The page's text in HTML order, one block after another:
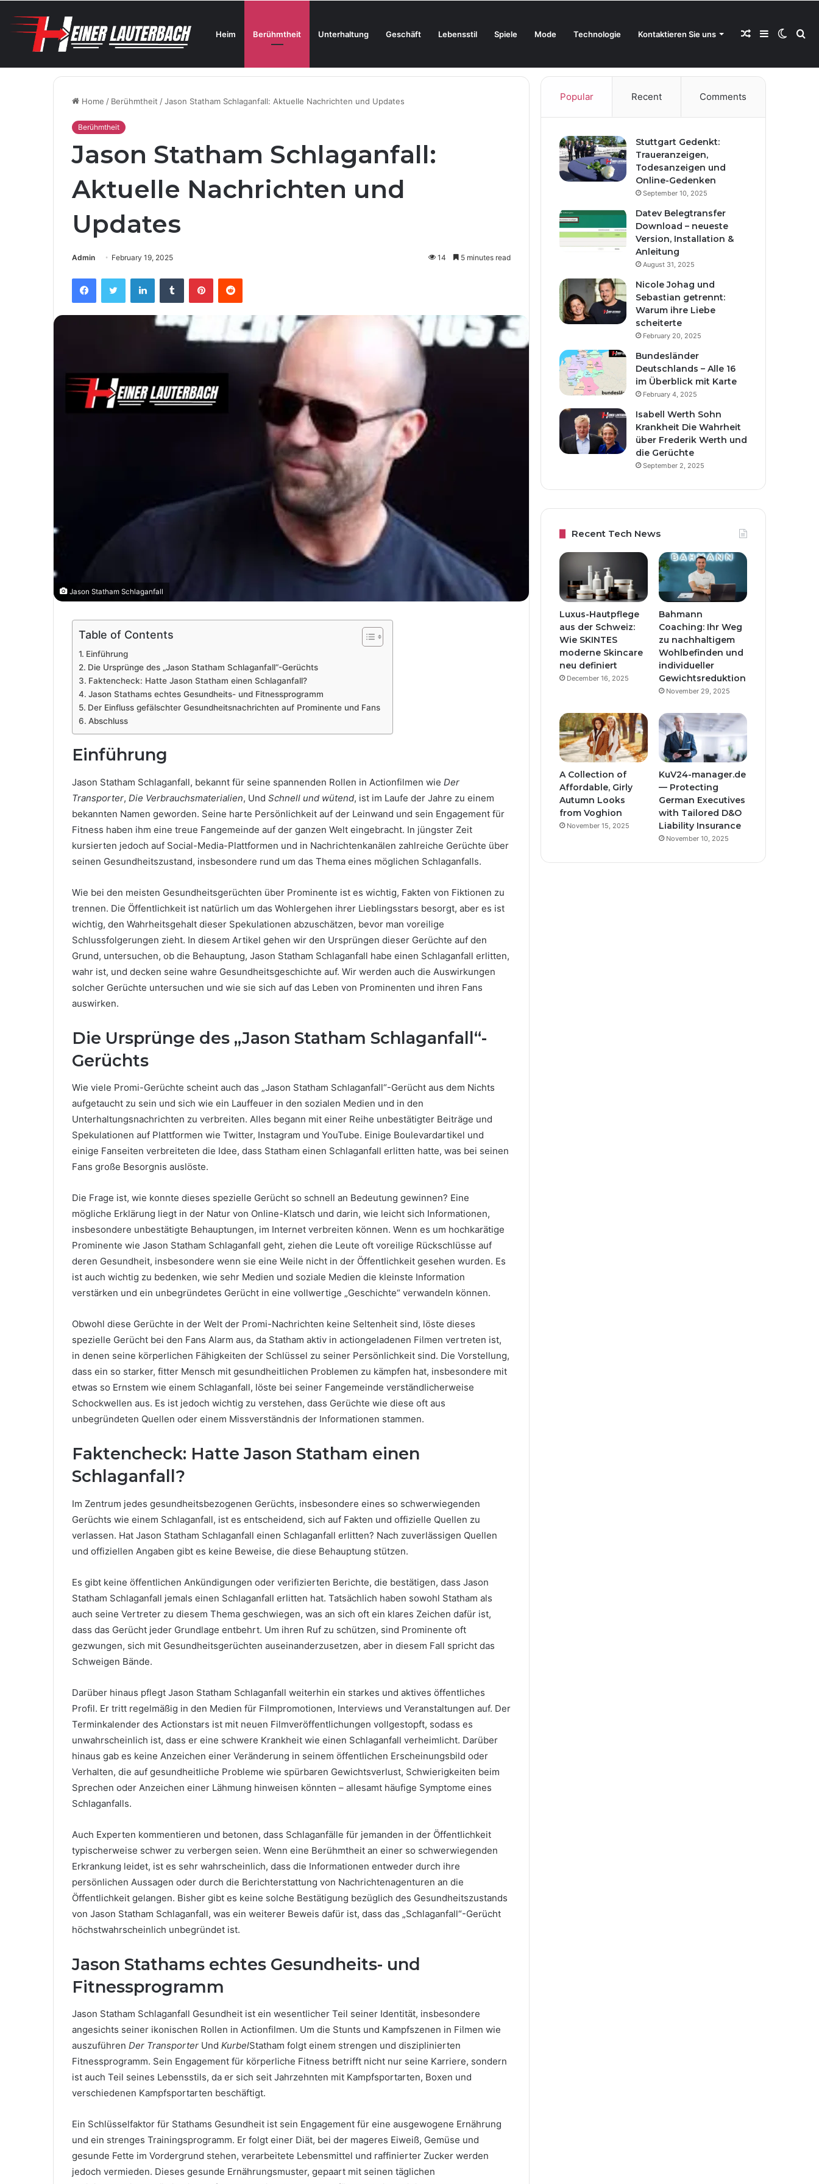
Heim Berühmtheit Unterhaltung Geschäft Lebensstil Spiele Mode Technologie Kontaktieren Sie uns Switch
Sidebar
Random
Breaking News Bester Mähroboter ohne Begrenzungskabel für Familiengärten: Sicherheit bei Kindern, Haustieren und Spielzeug
for
skin
Article
Home / Berühmtheit /Jason Statham Schlaganfall: Aktuelle Nachrichten und Updates
Berühmtheit
Jason Statham Schlaganfall:
Aktuelle Nachrichten und
Updates
Admin February 19, 2025 14 5 minutes read
FacebookTwitter LinkedInTumblr PinterestReddit
Jason Statham Schlaganfall
Table of Contents
Einführung
Die Ursprünge des „Jason Statham Schlaganfall“-Gerüchts
Faktencheck: Hatte Jason Statham einen Schlaganfall?
Jason Stathams echtes Gesundheits- und Fitnessprogramm
Der Einfluss gefälschter Gesundheitsnachrichten auf Prominente und Fans
Abschluss
Einführung
Jason Statham Schlaganfall, bekannt für seine spannenden Rollen in Actionfilmen wie Der
Transporter, Die Verbrauchsmaterialien, Und Schnell und wütend, ist im Laufe der Jahre zu einem
bekannten Namen geworden. Seine harte Persönlichkeit auf der Leinwand und sein Engagement für
Fitness haben ihm eine treue Fangemeinde auf der ganzen Welt eingebracht. In jüngster Zeit
kursierten jedoch auf Social-Media-Plattformen und in Nachrichtenkanälen zahlreiche Gerüchte über
seinen Gesundheitszustand, insbesondere rund um das Thema eines möglichen Schlaganfalls.
Wie bei den meisten Gesundheitsgerüchten über Prominente ist es wichtig, Fakten von Fiktionen zu
trennen. Die Öffentlichkeit ist natürlich um das Wohlergehen ihrer Lieblingsstars besorgt, aber es ist
wichtig, den Wahrheitsgehalt dieser Spekulationen abzuschätzen, bevor man voreilige
Schlussfolgerungen zieht. In diesem Artikel gehen wir den Ursprüngen dieser Gerüchte auf den
Grund, untersuchen, ob die Behauptung, Jason Statham Schlaganfall habe einen Schlaganfall erlitten,
wahr ist, und decken seine wahre Gesundheitsgeschichte auf. Wir werden auch die Auswirkungen
solcher Gerüchte untersuchen und wie sie sich auf das Leben von Prominenten und ihren Fans
auswirken.
Die Ursprünge des „Jason Statham Schlaganfall“-
Gerüchts
Wie viele Promi-Gerüchte scheint auch das „Jason Statham Schlaganfall“-Gerücht aus dem Nichts
aufgetaucht zu sein und sich wie ein Lauffeuer in den sozialen Medien und in den
Unterhaltungsnachrichten zu verbreiten. Alles begann mit einer Reihe unbestätigter Beiträge und
Spekulationen auf Plattformen wie Twitter, Instagram und YouTube. Einige Boulevardartikel und
einige Fanseiten verbreiteten die Idee, dass Statham einen Schlaganfall erlitten hatte, was bei seinen
Fans große Besorgnis auslöste.
Die Frage ist, wie konnte dieses spezielle Gerücht so schnell an Bedeutung gewinnen? Eine
mögliche Erklärung liegt in der Natur von Online-Klatsch und darin, wie leicht sich Informationen,
insbesondere unbestätigte Behauptungen, im Internet verbreiten können. Wenn es um hochkarätige
Prominente wie Jason Statham Schlaganfall geht, ziehen die Leute oft voreilige Rückschlüsse auf
deren Gesundheit, insbesondere wenn sie eine Weile nicht in der Öffentlichkeit gesehen wurden. Es
ist auch wichtig zu bedenken, wie sehr Medien und soziale Medien die kleinste Information
verstärken und ein unbegründetes Gerücht in eine vollwertige „Geschichte“ verwandeln können.
Obwohl diese Gerüchte in der Welt der Promi-Nachrichten keine Seltenheit sind, löste dieses
spezielle Gerücht bei den Fans Alarm aus, da Statham aktiv in actiongeladenen Filmen vertreten ist,
in denen seine körperlichen Fähigkeiten der Schlüssel zu seiner Persönlichkeit sind. Die Vorstellung,
dass ein so starker, fitter Mensch mit gesundheitlichen Problemen zu kämpfen hat, insbesondere mit
etwas so Ernstem wie einem Schlaganfall, löste bei seiner Fangemeinde verständlicherweise
Schockwellen aus. Es ist jedoch wichtig zu verstehen, dass Gerüchte wie diese oft aus
unbegründeten Quellen oder einem Missverständnis der Informationen stammen.
Faktencheck: Hatte Jason Statham einen
Schlaganfall?
Im Zentrum jedes gesundheitsbezogenen Gerüchts, insbesondere eines so schwerwiegenden
Gerüchts wie einem Schlaganfall, ist es entscheidend, sich auf Fakten und offizielle Quellen zu
verlassen. Hat Jason Statham Schlaganfall einen Schlaganfall erlitten? Nach zuverlässigen Quellen
und offiziellen Angaben gibt es keine Beweise, die diese Behauptung stützen.
Es gibt keine öffentlichen Ankündigungen oder verifizierten Berichte, die bestätigen, dass Jason
Statham Schlaganfall jemals einen Schlaganfall erlitten hat. Tatsächlich haben sowohl Statham als
auch seine Vertreter zu diesem Thema geschwiegen, was an sich oft ein klares Zeichen dafür ist,
dass das Gerücht jeder Grundlage entbehrt. Um ihren Ruf zu schützen, sind Prominente oft
gezwungen, sich mit Gesundheitsgerüchten auseinanderzusetzen, aber in diesem Fall spricht das
Schweigen Bände.
Darüber hinaus pflegt Jason Statham Schlaganfall weiterhin ein starkes und aktives öffentliches
Profil. Er tritt regelmäßig in den Medien für Filmpromotionen, Interviews und Veranstaltungen auf. Der
Terminkalender des Actionstars ist mit neuen Filmveröffentlichungen vollgestopft, sodass es
unwahrscheinlich ist, dass er eine schwere Krankheit wie einen Schlaganfall verheimlicht. Darüber
hinaus gab es keine Anzeichen einer Veränderung in seinem öffentlichen Erscheinungsbild oder
Verhalten, die auf gesundheitliche Probleme wie spürbaren Gewichtsverlust, Schwierigkeiten beim
Sprechen oder Anzeichen einer Lähmung hinweisen könnten – allesamt häufige Symptome eines
Schlaganfalls.
Auch Experten kommentieren und betonen, dass Schlaganfälle für jemanden in der Öffentlichkeit
typischerweise schwer zu verbergen seien. Wenn eine Berühmtheit an einer so schwerwiegenden
Erkrankung leidet, ist es sehr wahrscheinlich, dass die Informationen entweder durch ihre
persönlichen Aussagen oder durch die Berichterstattung von Nachrichtenagenturen an die
Öffentlichkeit gelangen. Bisher gibt es keine solche Bestätigung bezüglich des Gesundheitszustands
von Jason Statham Schlaganfall, was ein weiterer Beweis dafür ist, dass das „Schlaganfall“-Gerücht
höchstwahrscheinlich unbegründet ist.
Jason Stathams echtes Gesundheits- und
Fitnessprogramm
Jason Statham Schlaganfall Gesundheit ist ein wesentlicher Teil seiner Identität, insbesondere
angesichts seiner ikonischen Rollen in Actionfilmen. Um die Stunts und Kampfszenen in Filmen wie
auszuführen Der Transporter Und KurbelStatham folgt einem strengen und disziplinierten
Fitnessprogramm. Sein Engagement für körperliche Fitness betrifft nicht nur seine Karriere, sondern
ist auch Teil seines Lebensstils, da er sich seit Jahrzehnten mit Kampfsportarten, Boxen und
verschiedenen Kampfsportarten beschäftigt.
Ein Schlüsselfaktor für Stathams Gesundheit ist sein Engagement für eine ausgewogene Ernährung
und ein strenges Trainingsprogramm. Er folgt einer Diät, bei der mageres Eiweiß, Gemüse und
gesunde Fette im Vordergrund stehen, verarbeitete Lebensmittel und raffinierter Zucker werden
jedoch vermieden. Dieses gesunde Ernährungsmuster, gepaart mit seinen täglichen
Popular Recent Comments
Stuttgart Gedenkt:
Traueranzeigen,
Todesanzeigen und
Online-Gedenken
September 10, 2025
Datev Belegtransfer
Download – neueste
Version, Installation &
Anleitung
August 31, 2025
Nicole Johag und
Sebastian getrennt:
Warum ihre Liebe
scheiterte
February 20, 2025
Bundesländer
Deutschlands – Alle 16
im Überblick mit Karte
February 4, 2025
Isabell Werth Sohn
Krankheit Die Wahrheit
über Frederik Werth und
die Gerüchte
September 2, 2025
Recent Tech News
Luxus-Hautpflege
aus der Schweiz:
Wie SKINTES
moderne Skincare
neu definiert
December 16, 2025
Bahmann
Coaching: Ihr Weg
zu nachhaltigem
Wohlbefinden und
individueller
Gewichtsreduktion
November 29, 2025
A Collection of
Affordable, Girly
Autumn Looks
from Voghion
November 15, 2025
KuV24-manager.de
— Protecting
German Executives
with Tailored D&O
Liability Insurance
November 10, 2025